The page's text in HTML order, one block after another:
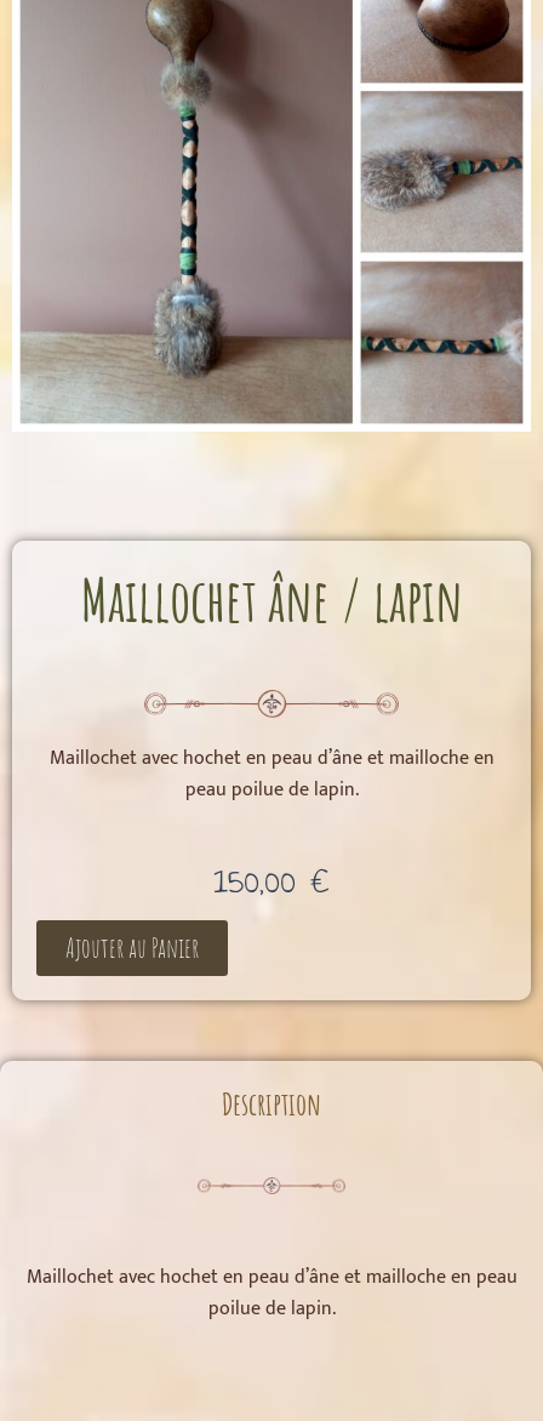
Maillochet âne / lapin
Maillochet avec hochet en peau d’âne et mailloche en
peau poilue de lapin.
150,00 €
Ajouter au Panier
Description
Maillochet avec hochet en peau d’âne et mailloche en peau
poilue de lapin.